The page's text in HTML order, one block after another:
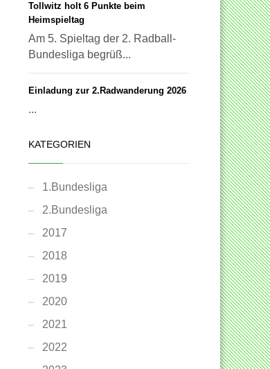
Tollwitz holt 6 Punkte beim
Heimspieltag
Am 5. Spieltag der 2. Radball-
Bundesliga begrüß...
Einladung zur 2.Radwanderung 2026
...
KATEGORIEN
1.Bundesliga
2.Bundesliga
2017
2018
2019
2020
2021
2022